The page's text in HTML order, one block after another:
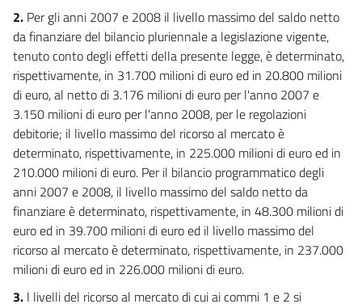
2. Per gli anni 2007 e 2008 il livello massimo del saldo netto
da finanziare del bilancio pluriennale a legislazione vigente,
tenuto conto degli effetti della presente legge, è determinato,
rispettivamente, in 31.700 milioni di euro ed in 20.800 milioni
di euro, al netto di 3.176 milioni di euro per l'anno 2007 e
3.150 milioni di euro per l'anno 2008, per le regolazioni
debitorie; il livello massimo del ricorso al mercato è
determinato, rispettivamente, in 225.000 milioni di euro ed in
210.000 milioni di euro. Per il bilancio programmatico degli
anni 2007 e 2008, il livello massimo del saldo netto da
finanziare è determinato, rispettivamente, in 48.300 milioni di
euro ed in 39.700 milioni di euro ed il livello massimo del
ricorso al mercato è determinato, rispettivamente, in 237.000
milioni di euro ed in 226.000 milioni di euro.
3. I livelli del ricorso al mercato di cui ai commi 1 e 2 si